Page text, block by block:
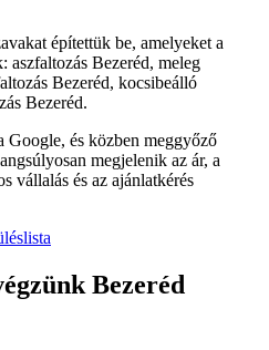
építettük be, amelyeket a
aszfaltozás Bezeréd, meleg
Bezeréd, kocsibeálló
Bezeréd.
Google, és közben meggyőző
megjelenik az ár, a
vállalás és az ajánlatkérés
Bezeréd